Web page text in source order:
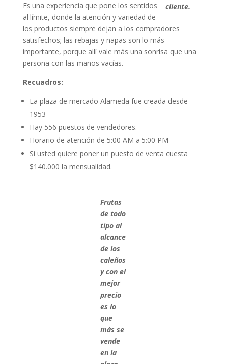
cliente.
Es una experiencia que pone los sentidos
al límite, donde la atención y variedad de
los productos siempre dejan a los compradores
satisfechos; las rebajas y ñapas son lo más
importante, porque allí vale más una sonrisa que una
persona con las manos vacías.
Recuadros:
La plaza de mercado Alameda fue creada desde
1953
Hay 556 puestos de vendedores.
Horario de atención de 5:00 AM a 5:00 PM
Si usted quiere poner un puesto de venta cuesta
$140.000 la mensualidad.
Frutas
de todo
tipo al
alcance
de los
caleños
y con el
mejor
precio
es lo
que
más se
vende
en la